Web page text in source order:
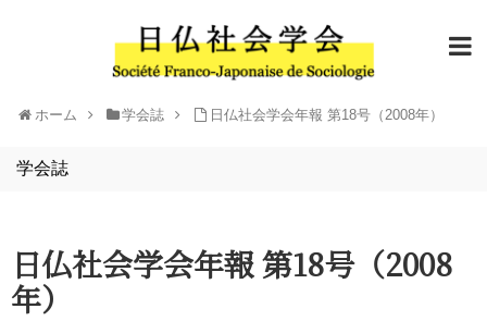
ホーム 学会誌 日仏社会学会年報 第18号（2008年）
学会誌
日仏社会学会年報 第18号（2008
年）